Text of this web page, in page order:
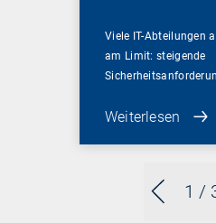
1 /
Viele IT-Abteilungen
am Limit: steigende
Weiterlesen